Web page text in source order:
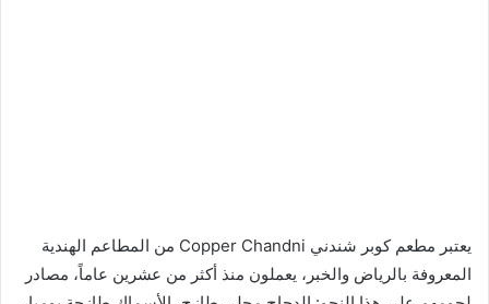
يعتبر مطعم كوبر شندني Copper Chandni من المطاعم الهندية
المعروفة بالرياض والخبر، يعملون منذ أكثر من عشرين عاماً، مصادر